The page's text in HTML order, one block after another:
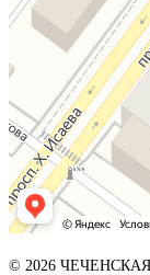
© 2026